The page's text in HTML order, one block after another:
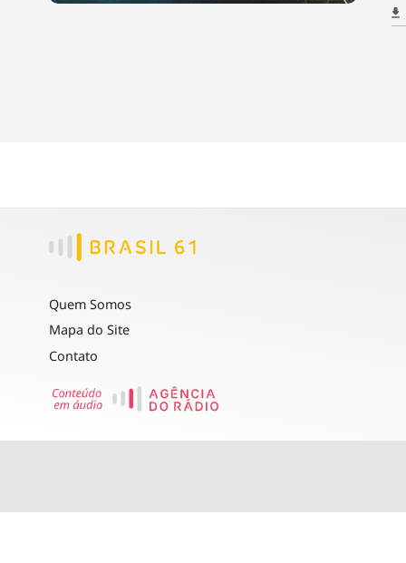
Quem Somos
Mapa do Site
Contato